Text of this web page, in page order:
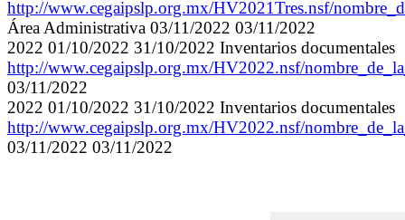
http://www.cegaipslp.org.mx/HV2021Tres.nsf/
Área Administrativa 03/11/2022 03/11/2022
2022 01/10/2022 31/10/2022 Inventarios documentales
http://www.cegaipslp.org.mx/HV2022.nsf/
03/11/2022
2022 01/10/2022 31/10/2022 Inventarios documentales
http://www.cegaipslp.org.mx/HV2022.nsf/
03/11/2022 03/11/2022